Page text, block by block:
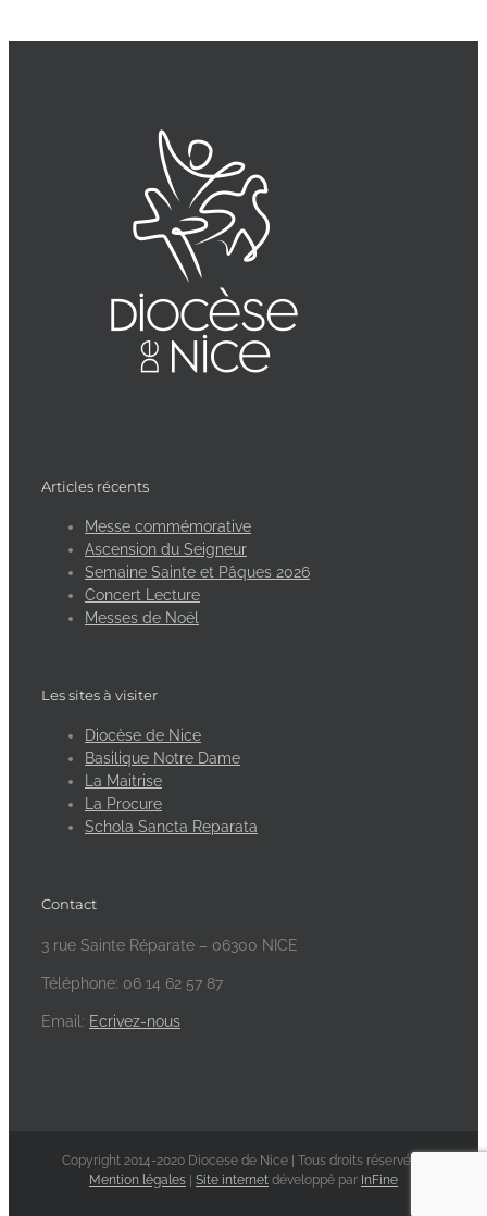
Articles récents
Messe commémorative
Ascension du Seigneur
Semaine Sainte et Pâques 2026
Concert Lecture
Messes de Noël
Les sites à visiter
Diocèse de Nice
Basilique Notre Dame
La Maitrise
La Procure
Schola Sancta Reparata
Contact
3 rue Sainte Réparate – 06300 NICE
Téléphone: 06 14 62 57 87
Email: Ecrivez-nous
Copyright 2014-2020 Diocese de Nice | Tous droits réservés -
Mention légales | Site internet développé par InFine